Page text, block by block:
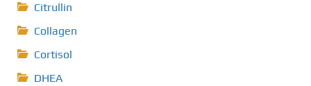
Citrullin
Collagen
Cortisol
DHEA